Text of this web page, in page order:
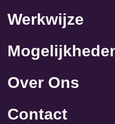
Werkwijze
Over Ons
Contact